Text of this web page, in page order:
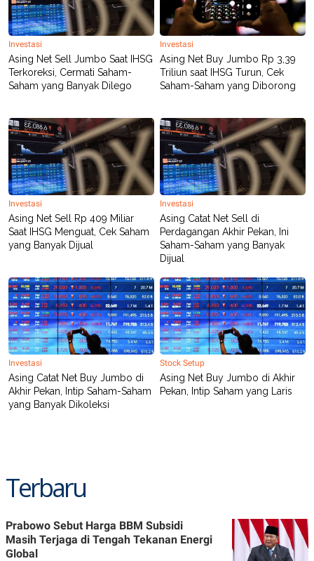
RT
I
S
I
N
G
K
G
D
I
A
.
I
D
SITEMAP PROFILETERM
PEMBERITAAN
SIBER
PRIVACY
POLICY
Investasi
Asing Net Sell Jumbo Saat IHSG
Terkoreksi, Cermati Saham-
Saham yang Banyak Dilego
Investasi
Asing Net Buy Jumbo Rp 3,39
Triliun saat IHSG Turun, Cek
Saham-Saham yang Diborong
Investasi
Asing Net Sell Rp 409 Miliar
Saat IHSG Menguat, Cek Saham
yang Banyak Dijual
Investasi
Asing Catat Net Sell di
Perdagangan Akhir Pekan, Ini
Saham-Saham yang Banyak
Dijual
Investasi
Asing Catat Net Buy Jumbo di
Akhir Pekan, Intip Saham-Saham
yang Banyak Dikoleksi
Stock Setup
Asing Net Buy Jumbo di Akhir
Pekan, Intip Saham yang Laris
Terbaru
Prabowo Sebut Harga BBM Subsidi
Masih Terjaga di Tengah Tekanan Energi
Global